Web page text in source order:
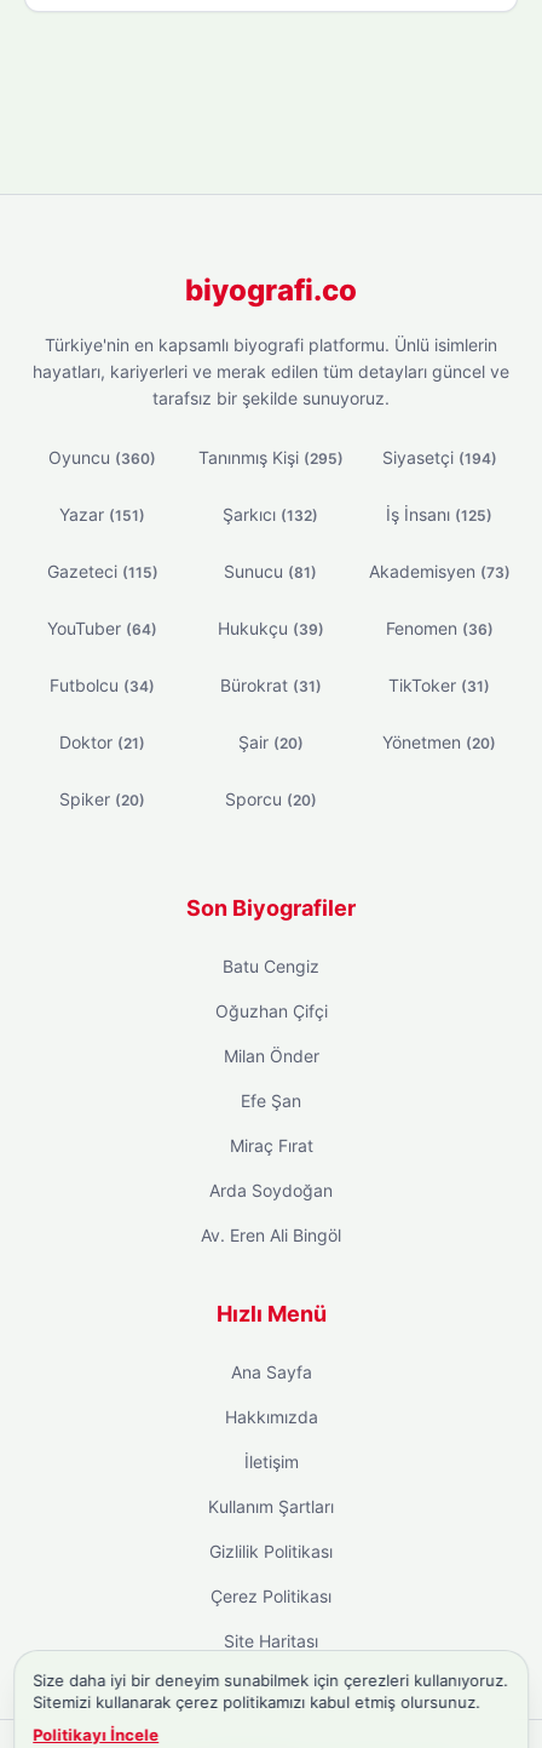
biyografi.co
Türkiye'nin en kapsamlı biyografi platformu. Ünlü isimlerin
hayatları, kariyerleri ve merak edilen tüm detayları güncel ve
tarafsız bir şekilde sunuyoruz.
Oyuncu (360) Tanınmış Kişi (295) Siyasetçi (194)
Yazar (151) Şarkıcı (132) İş İnsanı (125)
Gazeteci (115) Sunucu (81) Akademisyen (73)
YouTuber (64) Hukukçu (39) Fenomen (36)
Futbolcu (34) Bürokrat (31) TikToker (31)
Doktor (21) Şair (20) Yönetmen (20)
Spiker (20) Sporcu (20)
Son Biyografiler
Batu Cengiz
Oğuzhan Çifçi
Milan Önder
Efe Şan
Miraç Fırat
Arda Soydoğan
Av. Eren Ali Bingöl
Hızlı Menü
Ana Sayfa
Hakkımızda
İletişim
Kullanım Şartları
Gizlilik Politikası
Çerez Politikası
Site Haritası
Size daha iyi bir deneyim sunabilmek için çerezleri kullanıyoruz.
Sitemizi kullanarak çerez politikamızı kabul etmiş olursunuz.
Politikayı İncele